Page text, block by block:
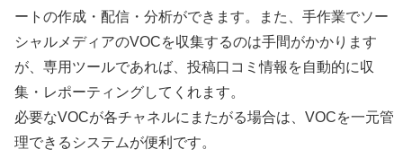
ートの作成・配信・分析ができます。また、手作業でソー
シャルメディアのVOCを収集するのは手間がかかります
が、専用ツールであれば、投稿口コミ情報を自動的に収
集・レポーティングしてくれます。
必要なVOCが各チャネルにまたがる場合は、VOCを一元管
理できるシステムが便利です。